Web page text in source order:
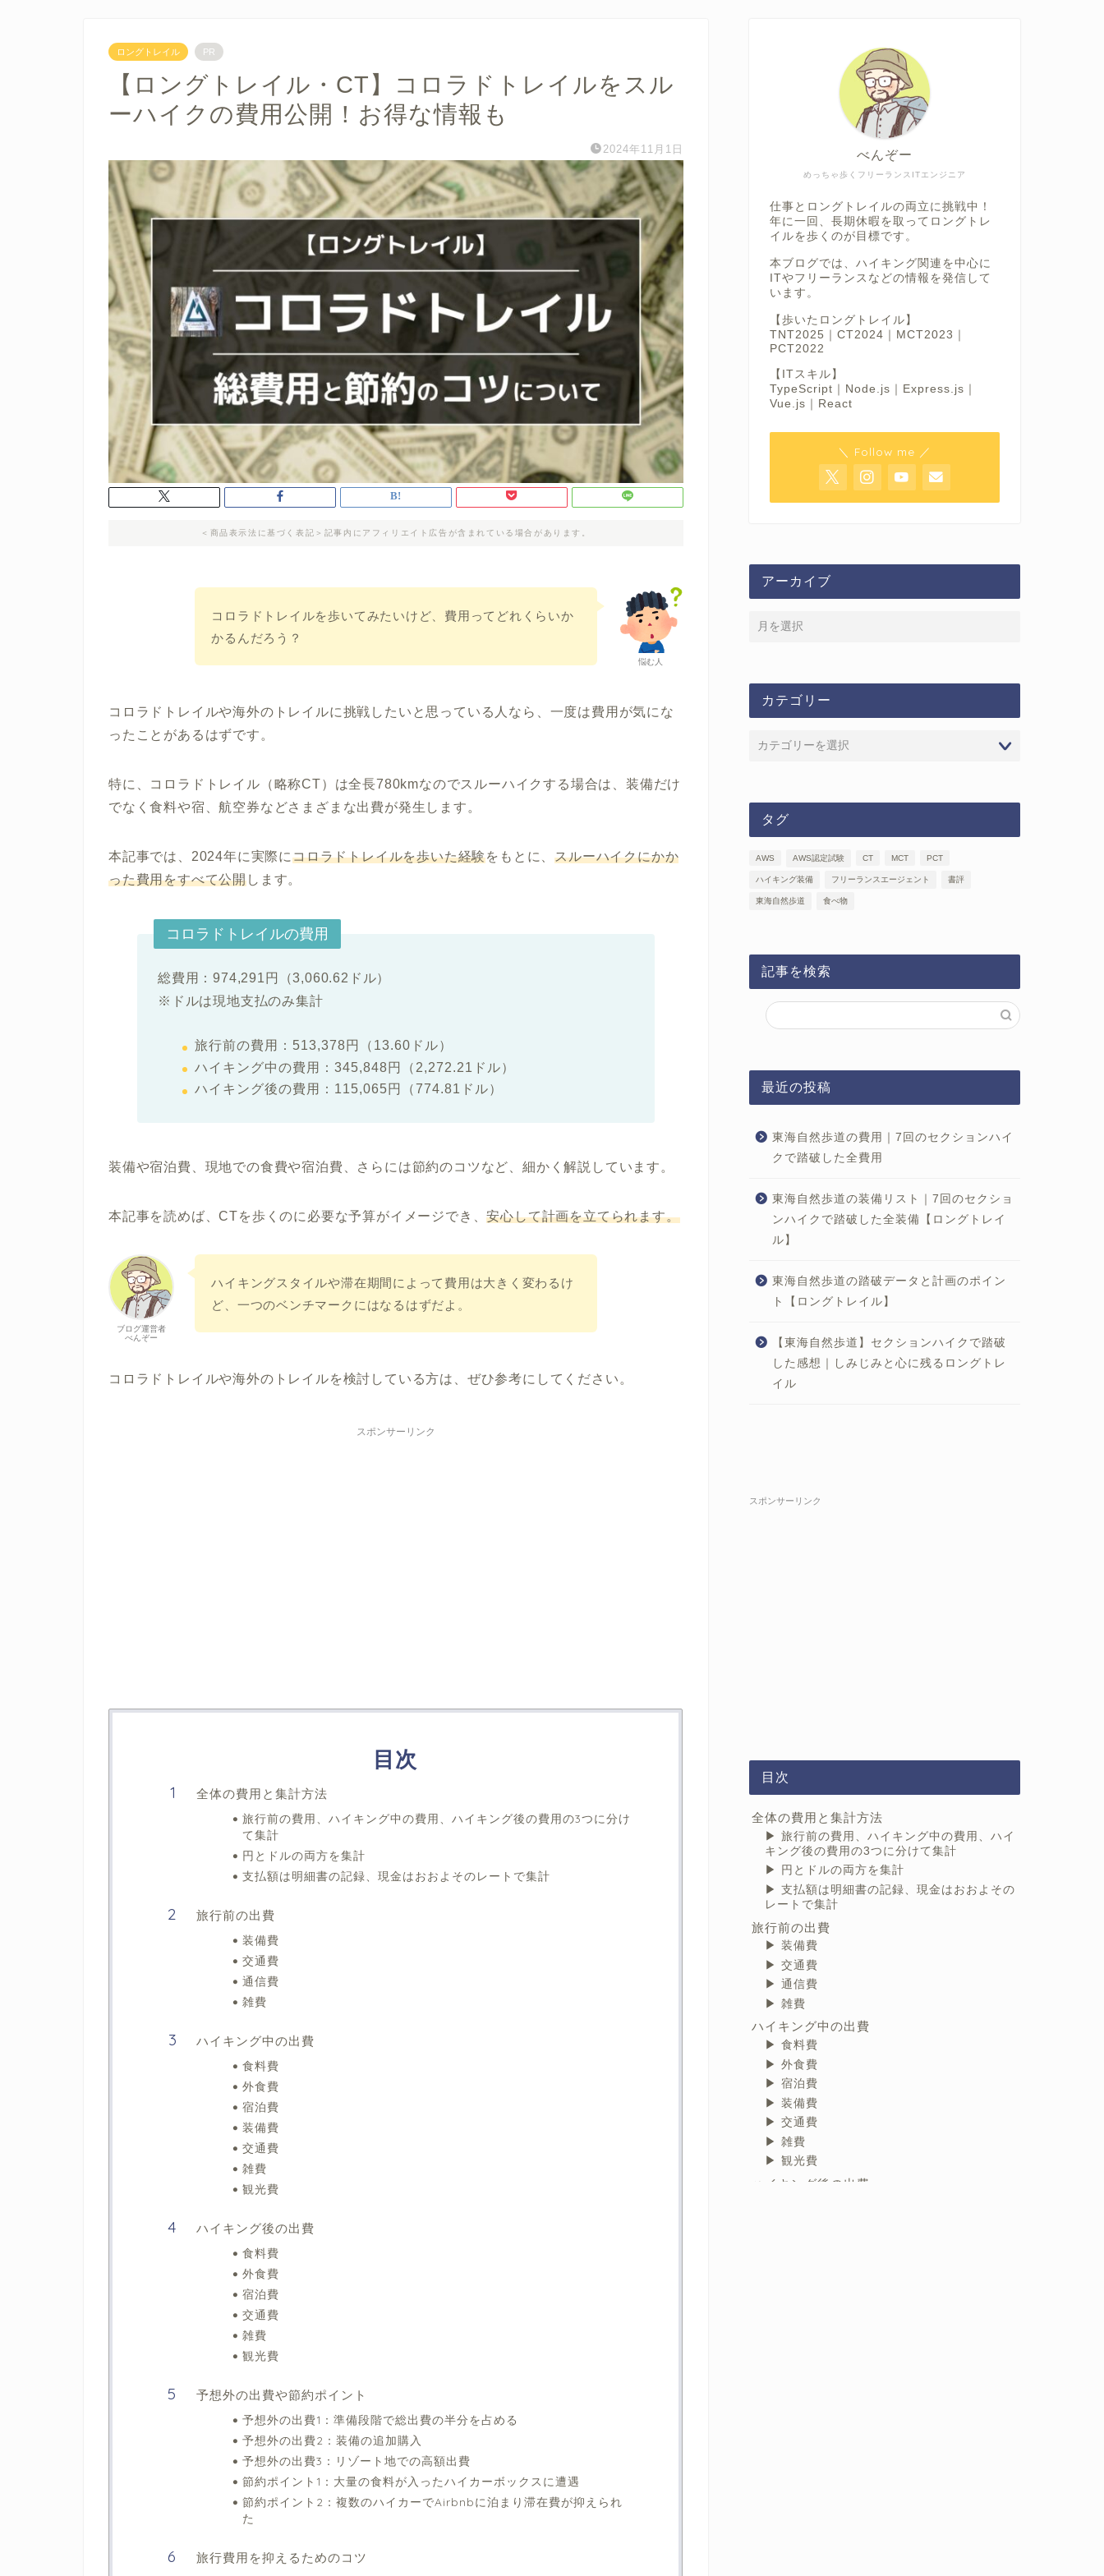
ロングトレイル PR
【ロングトレイル・CT】コロラドトレイルをスル
ーハイクの費用公開！お得な情報も
2024年11月1日
＜商品表示法に基づく表記＞記事内にアフィリエイト広告が含まれている場合があります。
悩む人
コロラドトレイルを歩いてみたいけど、費用ってどれくらいか
かるんだろう？
コロラドトレイルや海外のトレイルに挑戦したいと思っている人なら、一度は費用が気にな
ったことがあるはずです。
特に、コロラドトレイル（略称CT）は全長780kmなのでスルーハイクする場合は、装備だけ
でなく食料や宿、航空券などさまざまな出費が発生 します。
本記事では、 2024年に実際にコロラドトレイルを歩いた経験をもとに、スルーハイクにかか
った費用をすべて公開します。
コロラドトレイルの費用
総費用：974,291円（3,060.62ドル）
※ドルは現地支払のみ集計
旅行前の費用：513,378円（13.60ドル）
ハイキング中の費用：345,848円（2,272.21ドル）
ハイキング後の費用：115,065円（774.81ドル）
装備や宿泊費、現地での食費や宿泊費、さらには節約のコツなど、細かく解説しています。
本記事を読めば、CTを歩くのに必要な予算がイメージでき、安心して計画を立てられます。
ブログ運営者
べんぞー
ハイキングスタイルや滞在期間によって費用は大きく変わるけ
ど、一つのベンチマークにはなるはずだよ。
コロラドトレイルや海外のトレイルを検討している方は、ぜひ参考にしてください。
スポンサーリンク
目次
全体の費⽤と集計⽅法
旅行前の費用、ハイキング中の費用、ハイキング後の費用の3つに分け
て集計
円とドルの両方を集計
支払額は明細書の記録、現金はおおよそのレートで集計
旅行前の出費
装備費
交通費
通信費
雑費
ハイキング中の出費
⾷料費
外⾷費
宿泊費
装備費
交通費
雑費
観光費
ハイキング後の出費
食料費
外食費
宿泊費
交通費
雑費
観光費
予想外の出費や節約ポイント
予想外の出費1：準備段階で総出費の半分を占める
予想外の出費2：装備の追加購⼊
予想外の出費3：リゾート地での高額出費
節約ポイント1：大量の食料が入ったハイカーボックスに遭遇
節約ポイント2：複数のハイカーでAirbnbに泊まり滞在費が抑えられ
た
旅⾏費⽤を抑えるためのコツ
めっちゃ歩くフリーランスITエンジニア
べんぞー
仕事とロングトレイルの両立に挑戦中！
年に一回、長期休暇を取ってロングトレ
イルを歩くのが目標です。
本ブログでは、ハイキング関連を中心に
ITやフリーランスなどの情報を発信して
います。
【歩いたロングトレイル】
TNT2025｜CT2024｜MCT2023｜
PCT2022
【ITスキル】
TypeScript｜Node.js｜Express.js｜
Vue.js｜React
＼ Follow me ／
アーカイブ
カテゴリー
タグ
AWS AWS認定試験 CT MCT PCT
ハイキング装備 フリーランスエージェント 書評
東海自然歩道 食べ物
記事を検索
最近の投稿
東海自然歩道の費用｜7回のセクションハイ
クで踏破した全費用
東海自然歩道の装備リスト｜7回のセクショ
ンハイクで踏破した全装備【ロングトレイ
ル】
東海自然歩道の踏破データと計画のポイン
ト【ロングトレイル】
【東海自然歩道】セクションハイクで踏破
した感想｜しみじみと心に残るロングトレ
イル
スポンサーリンク
目次
全体の費⽤と集計⽅法
旅行前の費用、ハイキング中の費用、ハイ
キング後の費用の3つに分けて集計
円とドルの両方を集計
支払額は明細書の記録、現金はおおよその
レートで集計
旅行前の出費
装備費
交通費
通信費
雑費
ハイキング中の出費
⾷料費
外⾷費
宿泊費
装備費
交通費
雑費
観光費
ハイキング後の出費